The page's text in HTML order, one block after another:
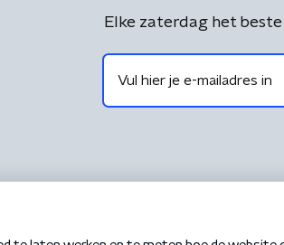
Elke zaterdag het beste